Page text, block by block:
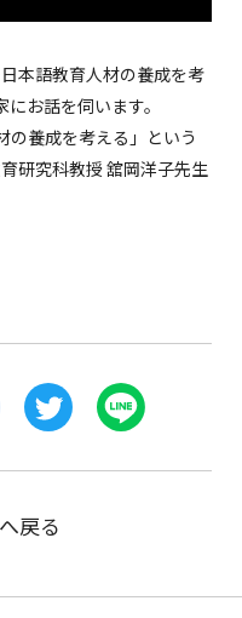
本語教育人材の養成を考
お話を伺います。
の養成を考える」という
研究科教授 舘岡洋子先生
戻る